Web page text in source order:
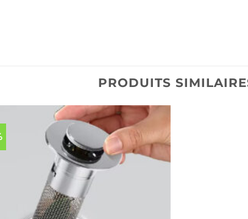
PRODUITS